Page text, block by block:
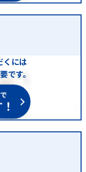
くには
です。